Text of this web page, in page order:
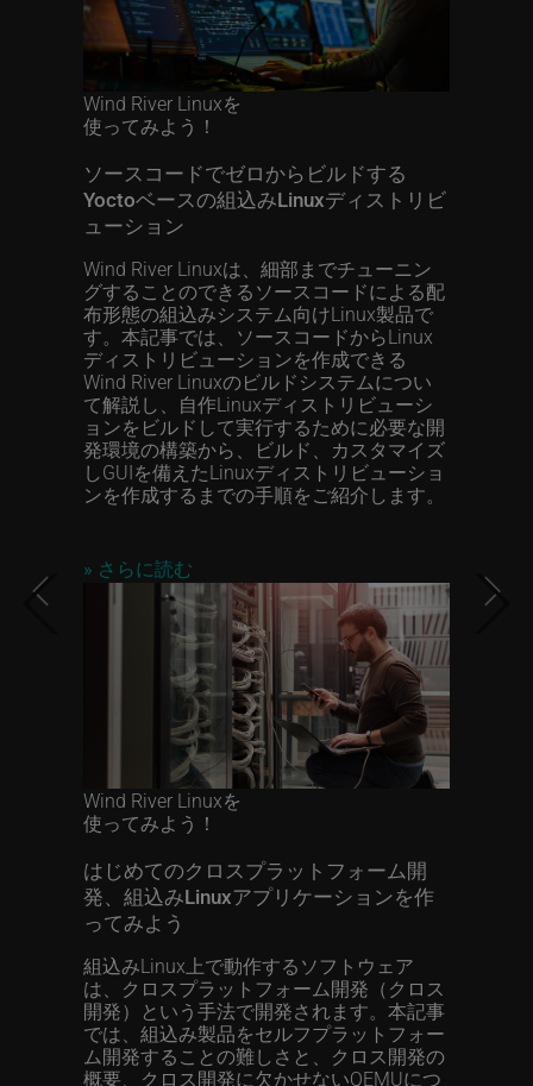
Wind River Linuxを
使ってみよう！
ソースコードでゼロからビルドする
Yoctoベースの組込みLinuxディストリビ
ューション
Wind River Linuxは、細部までチューニン
グすることのできるソースコードによる配
布形態の組込みシステム向けLinux製品で
す。本記事では、ソースコードからLinux
ディストリビューションを作成できる
Wind River Linuxのビルドシステムについ
て解説し、自作Linuxディストリビューシ
ョンをビルドして実行するために必要な開
発環境の構築から、ビルド、カスタマイズ
しGUIを備えたLinuxディストリビューショ
ンを作成するまでの手順をご紹介します。
» さらに読む
Wind River Linuxを
使ってみよう！
はじめてのクロスプラットフォーム開
発、組込みLinuxアプリケーションを作
ってみよう
組込みLinux上で動作するソフトウェア
は、クロスプラットフォーム開発（クロス
開発）という手法で開発されます。本記事
では、組込み製品をセルフプラットフォー
ム開発することの難しさと、クロス開発の
概要、クロス開発に欠かせないQEMUにつ
Previous Next